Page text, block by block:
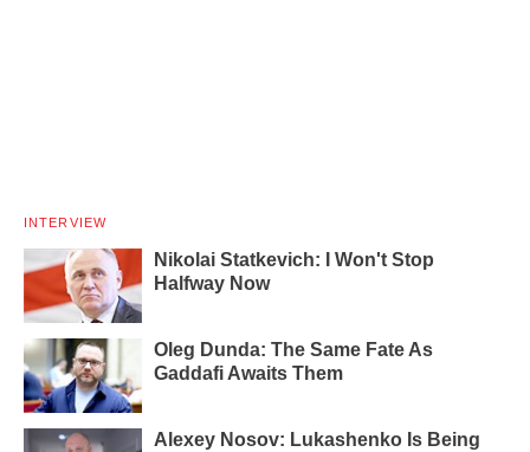
INTERVIEW
Nikolai Statkevich: I Won't Stop
Halfway Now
Oleg Dunda: The Same Fate As
Gaddafi Awaits Them
Alexey Nosov: Lukashenko Is Being